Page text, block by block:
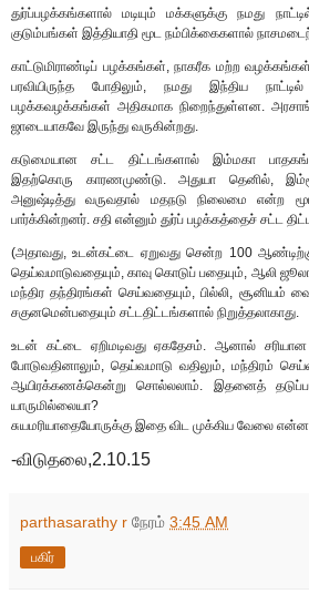
துர்ப்பழக்கங்களால் மடியும் மக்களுக்கு நமது
குடும்பங்கள் இத்தியாதி மூட நம்பிக்கைகளால்
காட்டுமிராண்டிப் பழக்கங்கள், நாகரீக மற்ற
பரவியிருந்த போதிலும், நமது இந்திய
பழக்கவழக்கங்கள் அதிகமாக நிறைந்துள்ளன.
ஜாடையாகவே இருந்து வருகின்றது.
கடுமையான சட்ட திட்டங்களால் இம்மகா
இதற்கொரு காரணமுண்டு. அதுயா தெனில்,
அனுஷ்டித்து வருவதால் மதநடு நிலைமை என்ற
பார்க்கின்றனர். சதி என்னும் துர்ப் பழக்கத்தைச் சட்ட
(அதாவது, உடன்கட்டை ஏறுவது சென்ற 100
தெய்வமாடுவதையும், காவு கொடுப் பதையும், ஆலி
மந்திர தந்திரங்கள் செய்வதையும், பில்லி, சூனியம்
சகுனமென்பதையும் சட்டதிட்டங்களால் நிறுத்தலாகாது.
உடன் கட்டை ஏறிமடிவது ஏகதேசம். ஆனால் சரியான
போடுவதினாலும், தெய்வமாடு வதிலும், மந்திரம்
ஆயிரக்கணக்கென்று சொல்லலாம். இதனைத்
யாருமில்லையா?
சுயமரியாதையோருக்கு இதை விட முக்கிய வேலை என்ன
-விடுதலை,2.10.15
parthasarathy r நேரம் 3:45 AM
பகிர்